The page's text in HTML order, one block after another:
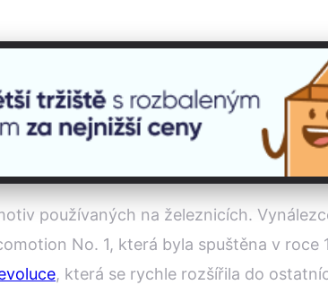
používaných na železnicích.
No. 1, která byla spuštěna v
, která se rychle rozšířila do